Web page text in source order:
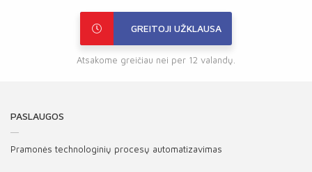
GREITOJI UŽKLAUSA
Atsakome greičiau nei per 12 valandų.
PASLAUGOS
Pramonės technologinių procesų automatizavimas